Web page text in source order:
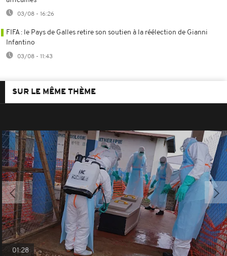
03/08 - 16:26
FIFA : le Pays de Galles retire son soutien à la réélection de Gianni
Infantino
03/08 - 11:43
SUR LE MÊME THÈME
01:28